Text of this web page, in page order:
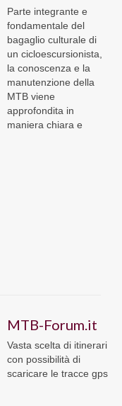
Parte integrante e
fondamentale del
bagaglio culturale di
un cicloescursionista,
la conoscenza e la
manutenzione della
MTB viene
approfondita in
maniera chiara e
MTB-Forum.it
Vasta scelta di itinerari
con possibilità di
scaricare le tracce gps